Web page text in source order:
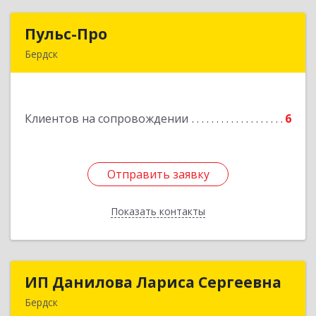
Пульс-Про
Бердск
Клиентов на сопровождении 6
Отправить заявку
Показать контакты
Подробнее
Отправить заявку
Назад
ИП Данилова Лариса Сергеевна
Бердск
ИП Данилова Лариса Сергеевна